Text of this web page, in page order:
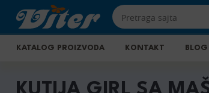
KATALOG PROIZVODA KONTAKT BLOG